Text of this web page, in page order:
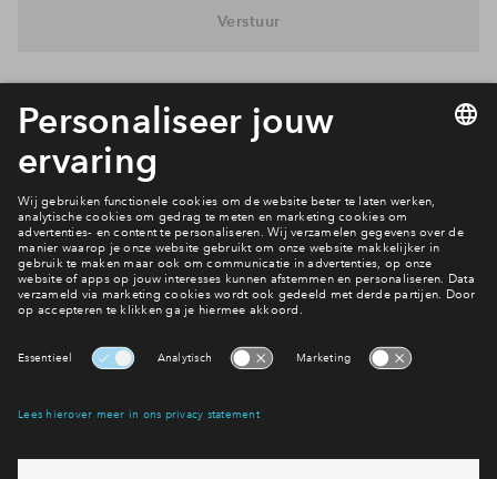
Verstuur
Interesse? Meld je dan snel aan
Hiermee blijf je op de hoogte van het belangrijkste nieuws en
eventuele projecten
Ja, ik wil mij aanmelden
71 22 660
6 dagen per week beschikbaar (behalve tijdens